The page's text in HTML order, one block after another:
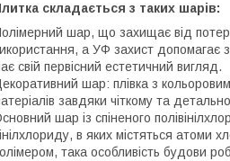
складається з таких шарів:
шар, що захищає від
а УФ захист допомагає
свій первісний естетичний вигляд.
шар: плівка з
завдяки чіткому та
шар із спіненого
в яких містяться атоми
така особливість будови